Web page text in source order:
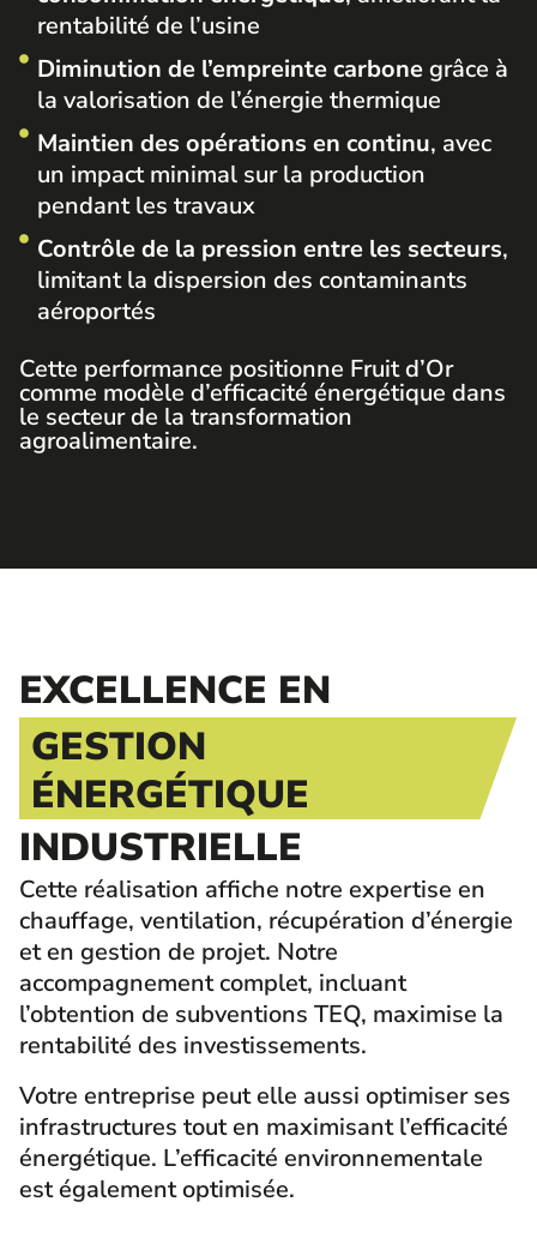
rentabilité de l’usine
Diminution de l’empreinte carbonegrâce à
la valorisation de l’énergie thermique
Maintien des opérations en continu, avec
un impact minimal sur la production
pendant les travaux
Contrôle de la pression entre les secteurs,
limitant la dispersion des contaminants
aéroportés
Cette performance positionne Fruit d’Or
comme modèle d’efficacité énergétique dans
le secteur de la transformation
agroalimentaire.
EXCELLENCE EN
GESTION
ÉNERGÉTIQUE
INDUSTRIELLE
Cette réalisation affiche notre expertise en
chauffage, ventilation, récupération d’énergie
et en gestion de projet. Notre
accompagnement complet, incluant
l’obtention de subventions TEQ, maximise la
rentabilité des investissements.
Votre entreprise peut elle aussi optimiser ses
infrastructures tout en maximisant l’efficacité
énergétique. L’efficacité environnementale
est également optimisée.